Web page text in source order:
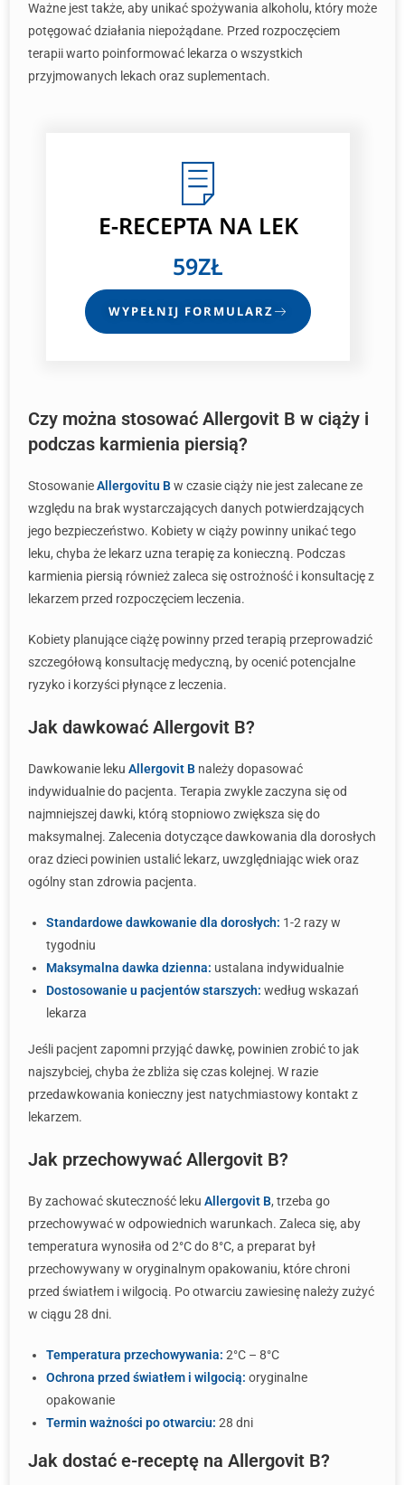
Ważne jest także, aby unikać spożywania alkoholu, który może
potęgować działania niepożądane. Przed rozpoczęciem
terapii warto poinformować lekarza o wszystkich
przyjmowanych lekach oraz suplementach.
E-RECEPTA NA LEK
59ZŁ
WYPEŁNIJ FORMULARZ
Czy można stosować Allergovit B w ciąży i
podczas karmienia piersią?
StosowanieAllergovitu Bw czasie ciąży nie jest zalecane ze
względu na brak wystarczających danych potwierdzających
jego bezpieczeństwo. Kobiety w ciąży powinny unikać tego
leku, chyba że lekarz uzna terapię za konieczną. Podczas
karmienia piersią również zaleca się ostrożność i konsultację z
lekarzem przed rozpoczęciem leczenia.
Kobiety planujące ciążę powinny przed terapią przeprowadzić
szczegółową konsultację medyczną, by ocenić potencjalne
ryzyko i korzyści płynące z leczenia.
Jak dawkować Allergovit B?
Dawkowanie leku Allergovit B należy dopasować
indywidualnie do pacjenta. Terapia zwykle zaczyna się od
najmniejszej dawki, którą stopniowo zwiększa się do
maksymalnej. Zalecenia dotyczące dawkowania dla dorosłych
oraz dzieci powinien ustalić lekarz, uwzględniając wiek oraz
ogólny stan zdrowia pacjenta.
Standardowe dawkowanie dla dorosłych: 1-2 razy w
tygodniu
Maksymalna dawka dzienna: ustalana indywidualnie
Dostosowanie u pacjentów starszych: według wskazań
lekarza
Jeśli pacjent zapomni przyjąć dawkę, powinien zrobić to jak
najszybciej, chyba że zbliża się czas kolejnej. W razie
przedawkowania konieczny jest natychmiastowy kontakt z
lekarzem.
Jak przechowywać Allergovit B?
By zachować skuteczność leku Allergovit B, trzeba go
przechowywać w odpowiednich warunkach. Zaleca się, aby
temperatura wynosiła od 2°C do 8°C, a preparat był
przechowywany w oryginalnym opakowaniu, które chroni
przed światłem i wilgocią. Po otwarciu zawiesinę należy zużyć
w ciągu 28 dni.
Temperatura przechowywania: 2°C – 8°C
Ochrona przed światłem i wilgocią: oryginalne
opakowanie
Termin ważności po otwarciu: 28 dni
Jak dostać e-receptę na Allergovit B?